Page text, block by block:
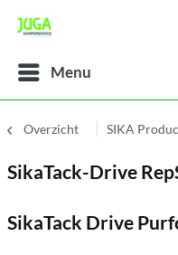
Menu
Overzicht SIKA
SikaTack-Drive
SikaTack Drive